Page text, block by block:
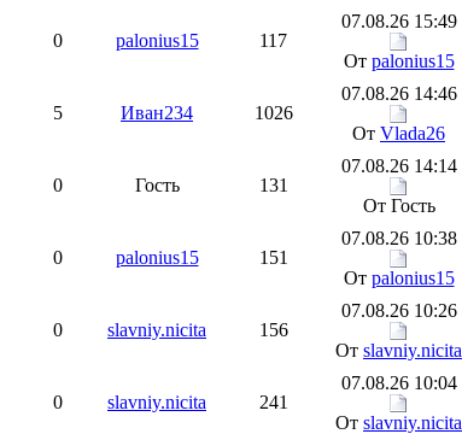
0 palonius15 117
07.08.26 15:49
От palonius15
5 Иван234 1026
07.08.26 14:46
От Vlada26
0 Гость 131
07.08.26 14:14
От Гость
0 palonius15 151
07.08.26 10:38
От palonius15
0 slavniy.nicita 156
07.08.26 10:26
От slavniy.nicita
0 slavniy.nicita 241
07.08.26 10:04
От slavniy.nicita